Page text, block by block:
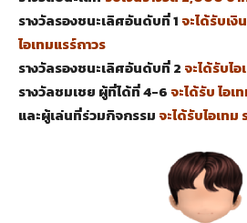
รางวัลรองชนะเลิศอันดับที่ 1 จะได้รับเ
ไอเทมแรร์ถาวร
รางวัลรองชนะเลิศอันดับที่ 2 จะได้รับไ
รางวัลชมเชย ผู้ที่ได้ที่ 4-6 จะได้รับ ไอเ
และผู้เล่นที่ร่วมกิจกรรม จะได้รับไอเทม